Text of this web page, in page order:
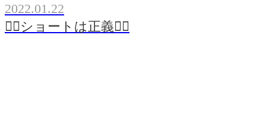
2022.01.22
💁‍♀️ショートは正義💁‍♀️